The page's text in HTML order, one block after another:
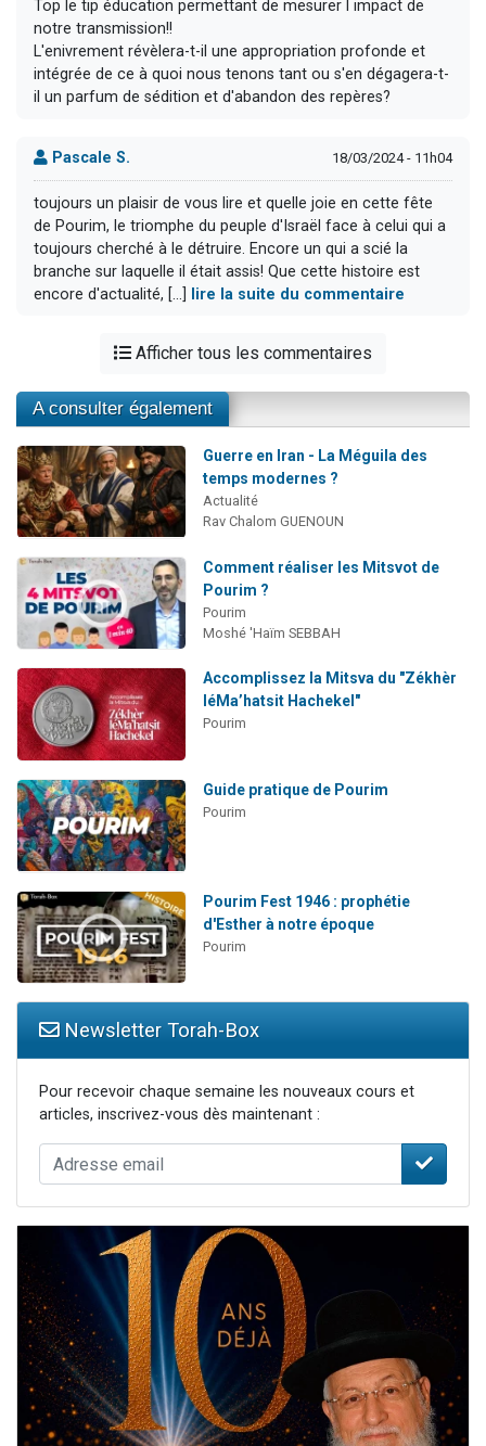
Top le tip éducation permettant de mesurer l impact de
notre transmission!!
L'enivrement révèlera-t-il une appropriation profonde et
intégrée de ce à quoi nous tenons tant ou s'en dégagera-t-
il un parfum de sédition et d'abandon des repères?
Pascale S. 18/03/2024 - 11h04
toujours un plaisir de vous lire et quelle joie en cette fête
de Pourim, le triomphe du peuple d'Israël face à celui qui a
toujours cherché à le détruire. Encore un qui a scié la
branche sur laquelle il était assis! Que cette histoire est
encore d'actualité, [...]
lire la suite du commentaire
Afficher tous les commentaires
A consulter également
Guerre en Iran - La Méguila des
temps modernes ?
Actualité
Rav Chalom GUENOUN
Comment réaliser les Mitsvot de
Pourim ?
Pourim
Moshé 'Haïm SEBBAH
Accomplissez la Mitsva du "Zékhèr
léMa’hatsit Hachekel"
Pourim
Guide pratique de Pourim
Pourim
Pourim Fest 1946 : prophétie
d'Esther à notre époque
Pourim
Newsletter Torah-Box
Pour recevoir chaque semaine les nouveaux cours et
articles, inscrivez-vous dès maintenant :